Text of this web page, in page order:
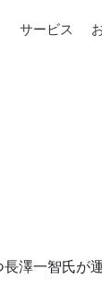
サービス
澤一智氏が